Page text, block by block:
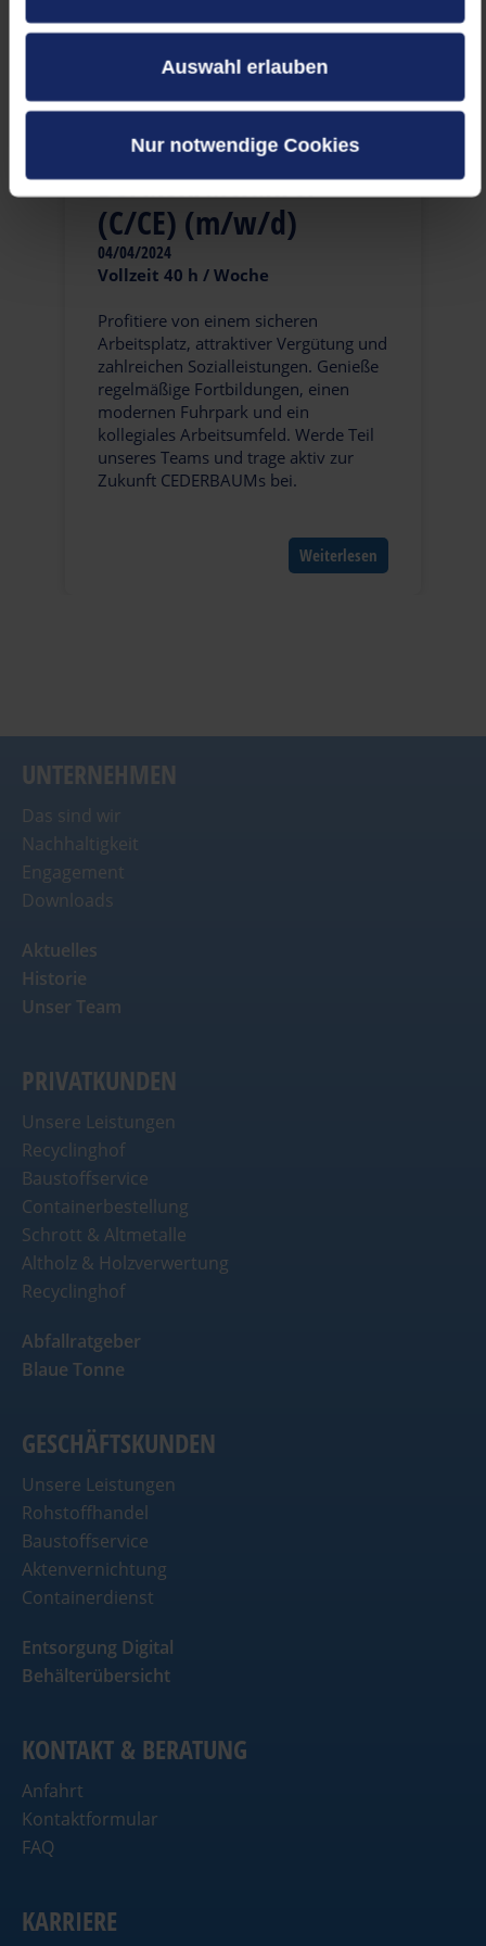
Auswahl erlauben
Nur notwendige Cookies
Berufskraftfahrer
(C/CE) (m/w/d)
04/04/2024
Vollzeit 40 h / Woche
Profitiere von einem sicheren
Arbeitsplatz, attraktiver Vergütung und
zahlreichen Sozialleistungen. Genieße
regelmäßige Fortbildungen, einen
modernen Fuhrpark und ein
kollegiales Arbeitsumfeld. Werde Teil
unseres Teams und trage aktiv zur
Zukunft CEDERBAUMs bei.
Weiterlesen
UNTERNEHMEN
Das sind wir
Nachhaltigkeit
Engagement
Downloads
Aktuelles
Historie
Unser Team
PRIVATKUNDEN
Unsere Leistungen
Recyclinghof
Baustoffservice
Containerbestellung
Schrott & Altmetalle
Altholz & Holzverwertung
Recyclinghof
Abfallratgeber
Blaue Tonne
GESCHÄFTSKUNDEN
Unsere Leistungen
Rohstoffhandel
Baustoffservice
Aktenvernichtung
Containerdienst
Entsorgung Digital
Behälterübersicht
KONTAKT & BERATUNG
Anfahrt
Kontaktformular
FAQ
KARRIERE